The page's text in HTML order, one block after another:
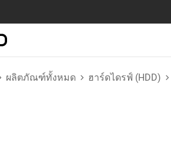
ผลิตภัณฑ์ทั้งหมด ฮาร์ดไดรฟ์ (HDD)